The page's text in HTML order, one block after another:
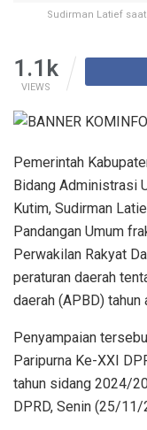
Sudirman Latief
1.1k
VIEWS
Pemerintah
Bidang Administrasi
Kutim, Sudirman
Pandangan Umum
Perwakilan Rakyat
peraturan daerah
daerah (APBD) tahun
Penyampaian
Paripurna Ke-XXI
tahun sidang 2024/
DPRD, Senin (25/11/